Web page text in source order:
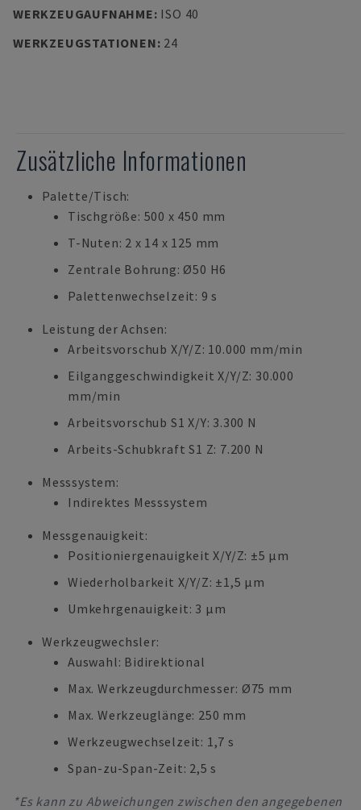
WERKZEUGAUFNAHME: ISO 40
WERKZEUGSTATIONEN: 24
Zusätzliche Informationen
Palette/Tisch:
Tischgröße: 500 x 450 mm
T-Nuten: 2 x 14 x 125 mm
Zentrale Bohrung: Ø50 H6
Palettenwechselzeit: 9 s
Leistung der Achsen:
Arbeitsvorschub X/Y/Z: 10.000 mm/min
Eilganggeschwindigkeit X/Y/Z: 30.000
mm/min
Arbeitsvorschub S1 X/Y: 3.300 N
Arbeits-Schubkraft S1 Z: 7.200 N
Messsystem:
Indirektes Messsystem
Messgenauigkeit:
Positioniergenauigkeit X/Y/Z: ±5 µm
Wiederholbarkeit X/Y/Z: ±1,5 µm
Umkehrgenauigkeit: 3 µm
Werkzeugwechsler:
Auswahl: Bidirektional
Max. Werkzeugdurchmesser: Ø75 mm
Max. Werkzeuglänge: 250 mm
Werkzeugwechselzeit: 1,7 s
Span-zu-Span-Zeit: 2,5 s
*Es kann zu Abweichungen zwischen den angegebenen